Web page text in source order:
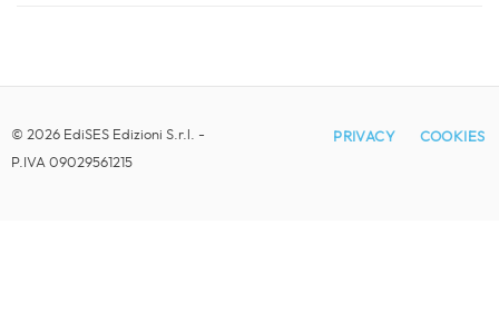
© 2026 EdiSES Edizioni S.r.l. -
P.IVA 09029561215
PRIVACY COOKIES